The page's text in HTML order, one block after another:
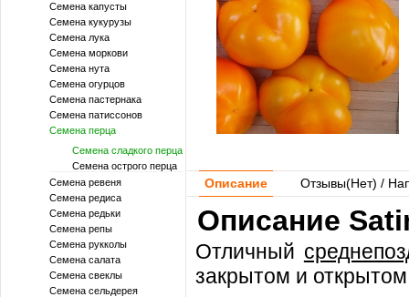
Семена капусты
Семена кукурузы
Семена лука
Семена моркови
Семена нута
Семена огурцов
Семена пастернака
Семена патиссонов
Семена перца
Семена сладкого перца
Семена острого перца
Семена ревеня
Семена редиса
Семена редьки
Семена репы
Семена рукколы
Семена салата
Семена свеклы
Семена сельдерея
Описание Отзывы(Нет) /
Описание
Отличный
закрытом и открытом